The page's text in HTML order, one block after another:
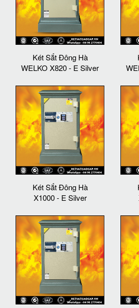
Két Sắt Đông Hà
WELKO X820 - E Silver
Két Sắt Đông Hà
X1000 - E Silver